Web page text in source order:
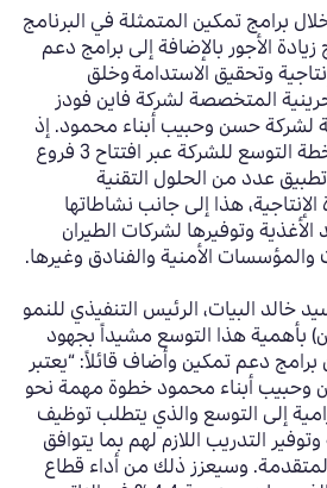
برامج تمكين المتمثلة في البرنامج
الأجور بالإضافة إلى برامج دعم
وتحقيق الاستدامة وخلق
المتخصصةلشركة فاين فودز
لشركة حسن وحبيب أبناء محمود.إذ
التوسع للشركةعبر افتتاح3فروع
عدد من الحلول التقنية
هذا إلى جانب نشاطاتها
وتوفيرها لشركات الطيران
الأمنية والفنادق وغيرها.
خالد البيات، الرئيس التنفيذي للنمو
بأهمية هذا التوسع مشيداً بجهود
برامج دعم تمكينوأضاف قائلاً: “يعتبر
أبناء محمود خطوة مهمة نحو
إلى التوسع والذي يتطلب توظيف
التدريب اللازم لهم بما يتوافق
.وسيعزز ذلك من أداء قطاع